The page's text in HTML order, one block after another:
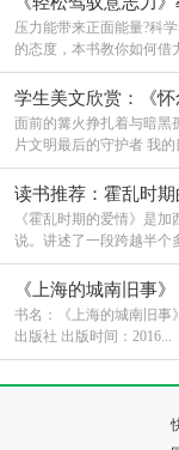
压力能带来正面能量?科
的态度，本书教你如何借
学生美文欣赏：《怀
面前的篝火挣扎着与暗黑
片文明最后的守护者 我的
读书推荐：霍乱时
《霍乱时期的爱情》是
说。讲述了一段跨越半个
《上海的城南旧事
书名：《上海的城南旧
出版社 出版时间：2016...